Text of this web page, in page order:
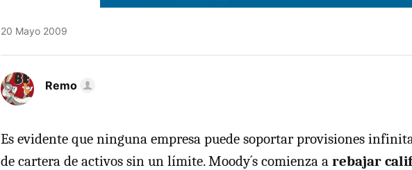
20 Mayo 2009
Remo
Es evidente que ninguna empresa puede soportar provisiones
de cartera de activos sin un límite. Moody´s comienza a rebajar